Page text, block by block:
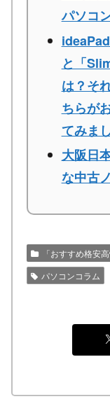
パソコ
と「
は？そ
ちらが
てみま
大阪日
な中古
「おすすめ格安
パソコンコラム